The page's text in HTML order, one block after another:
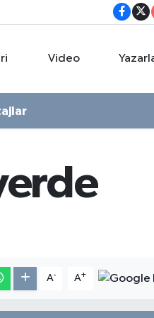
Video
A- A+